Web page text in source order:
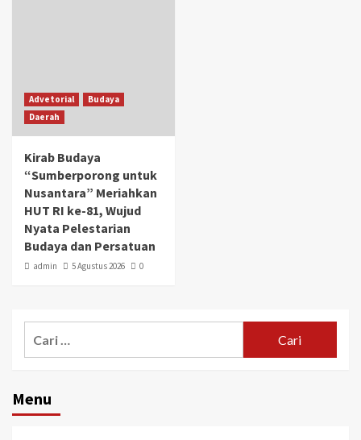
Advetorial
Budaya
Daerah
Kirab Budaya
“Sumberporong untuk
Nusantara” Meriahkan
HUT RI ke-81, Wujud
Nyata Pelestarian
Budaya dan Persatuan
admin 5 Agustus 2026 0
Menu